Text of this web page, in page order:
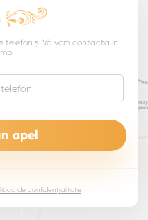
telefon și Vă vom contacta în
de confidențialitate